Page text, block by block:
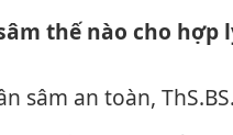
sâm thế nào cho hợp
sâm an toàn,